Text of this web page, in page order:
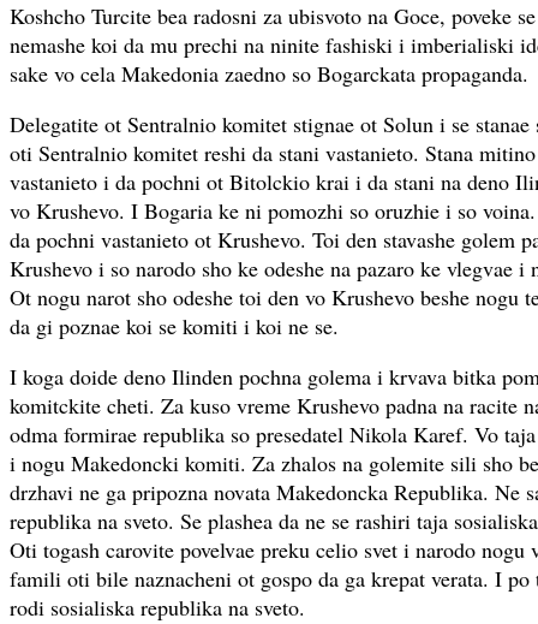
Koshcho Turcite bea radosni za ubisvoto na Goce, poveke
nemashe koi da mu prechi na ninite fashiski i imberialiski
sake vo cela Makedonia zaedno so Bogarckata propaganda.
Delegatite ot Sentralnio komitet stignae ot Solun i se
oti Sentralnio komitet reshi da stani vastanieto. Stana
vastanieto i da pochni ot Bitolckio krai i da stani na deno
vo Krushevo. I Bogaria ke ni pomozhi so oruzhie i so
da pochni vastanieto ot Krushevo. Toi den stavashe golem
Krushevo i so narodo sho ke odeshe na pazaro ke vlegvae
Ot nogu narot sho odeshe toi den vo Krushevo beshe nogu
da gi poznae koi se komiti i koi ne se.
I koga doide deno Ilinden pochna golema i krvava bitka
komitckite cheti. Za kuso vreme Krushevo padna na racite
odma formirae republika so presedatel Nikola Karef. Vo
i nogu Makedoncki komiti. Za zhalos na golemite sili sho
drzhavi ne ga pripozna novata Makedoncka Republika. Ne
republika na sveto. Se plashea da ne se rashiri taja
Oti togash carovite povelvae preku celio svet i narodo nogu
famili oti bile naznacheni ot gospo da ga krepat verata. I po
rodi sosialiska republika na sveto.